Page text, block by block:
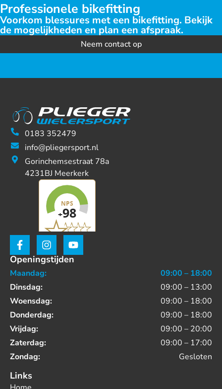
Professionele bikefitting
Voorkom blessures met een bikefitting. Bekijk
de mogelijkheden en plan een afspraak.
Neem contact op
0183 352479
info@pliegersport.nl
Gorinchemsestraat 78a
4231BJ Meerkerk
Openingstijden
Maandag:
09:00 – 18:00
Dinsdag:
09:00 – 13:00
Woensdag:
09:00 – 18:00
Donderdag:
09:00 – 18:00
Vrijdag:
09:00 – 20:00
Zaterdag:
09:00 – 17:00
Zondag:
Gesloten
Links